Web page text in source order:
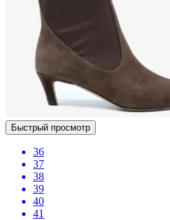
Быстрый просмотр
36
37
38
39
40
41